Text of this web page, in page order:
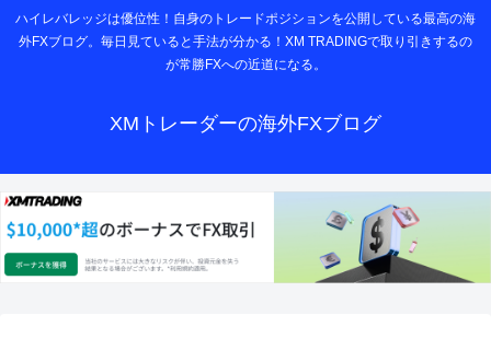
ハイレバレッジは優位性！自身のトレードポジションを公開している最高の海
外FXブログ。毎日見ていると手法が分かる！XM TRADINGで取り引きするの
が常勝FXへの近道になる。
XMトレーダーの海外FXブログ